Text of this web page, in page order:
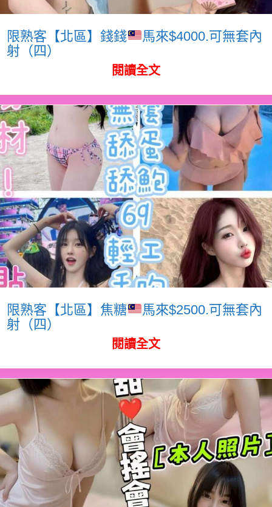
限熟客【北區】錢錢
馬來$4000.可無套內
射（四）
閱讀全文
限熟客【北區】焦糖
馬來$2500.可無套內
射（四）
閱讀全文